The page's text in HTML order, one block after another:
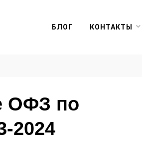
БЛОГ КОНТАКТЫ
ОФЗ по
2024